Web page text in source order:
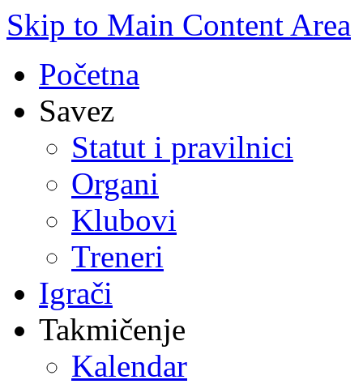
Skip to Main Content Area
Početna
Savez
Statut i pravilnici
Organi
Klubovi
Treneri
Igrači
Takmičenje
Kalendar